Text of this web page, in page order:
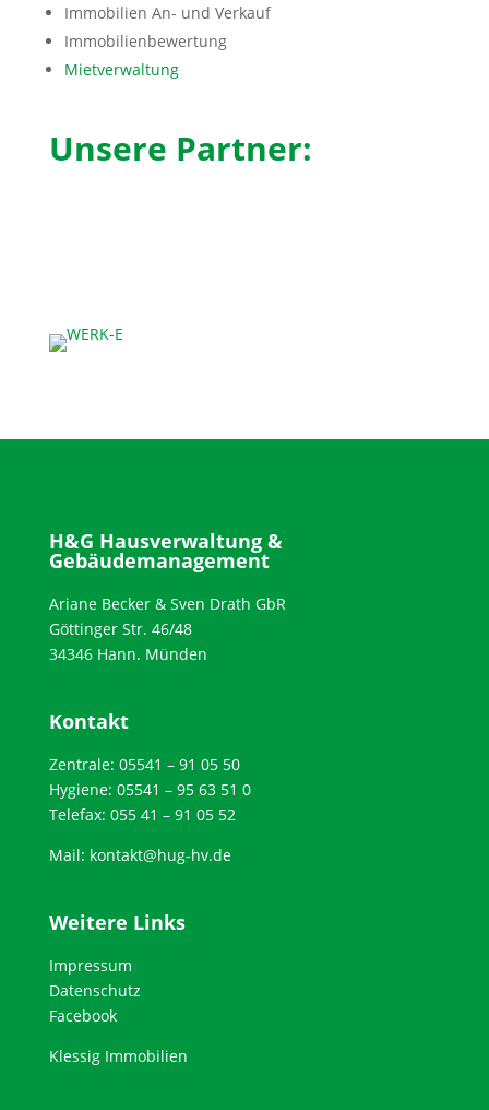
Immobilien An- und Verkauf
Immobilienbewertung
Mietverwaltung
Unsere Partner:
H&G Hausverwaltung &
Gebäudemanagement
Ariane Becker & Sven Drath GbR
Göttinger Str. 46/48
34346 Hann. Münden
Kontakt
Zentrale: 05541 – 91 05 50
Hygiene: 05541 – 95 63 51 0
Telefax: 055 41 – 91 05 52
Mail: kontakt@hug-hv.de
Weitere Links
Impressum
Datenschutz
Facebook
Klessig Immobilien